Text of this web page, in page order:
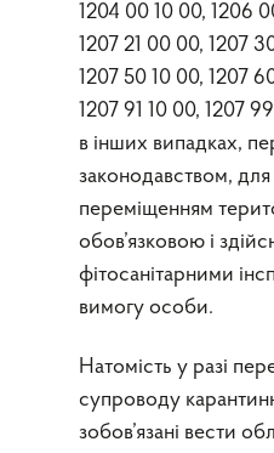
1204 00 10 00, 1206
1207 21 00 00, 1207
1207 50 10 00, 1207
1207 91 10 00, 1207
в інших випадках,
законодавством,
переміщенням
обов’язковою і
фітосанітарними
вимогу особи.
Натомість у разі
супроводу
зобов’язані вести